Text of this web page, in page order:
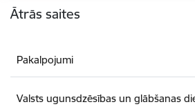
Ātrās saites
Pakalpojumi
Valsts ugunsdzēsības un glābšanas